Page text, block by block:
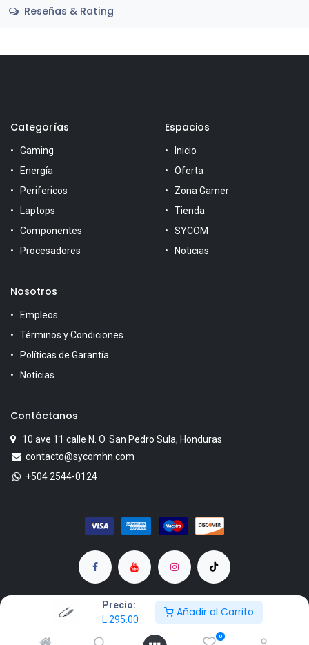
Precio:
L 295.00
Añadir al Carrito
0
Reseñas & Rating
Categorías
Gaming
Energía
Perifericos
Laptops
Componentes
Procesadores
Espacios
Inicio
Oferta
Zona Gamer
Tienda
SYCOM
Noticias
Nosotros
Empleos
Términos y Condiciones
Políticas de Garantía
Noticias
Contáctanos
10 ave 11 calle N. O. San Pedro Sula, Honduras
contacto@sycomhn.com
+504 2544-0124